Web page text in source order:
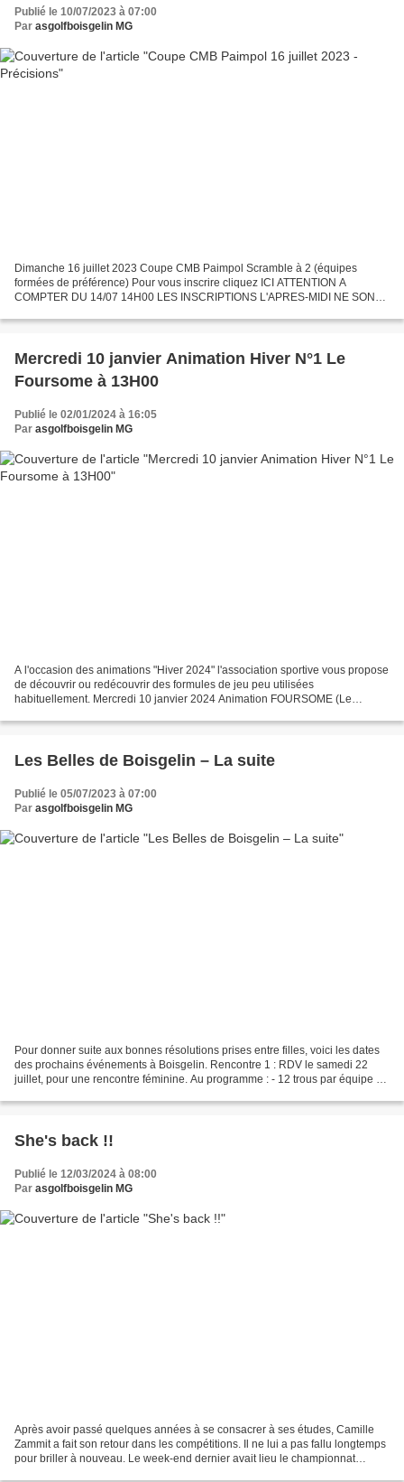
Publié le 10/07/2023 à 07:00
Par asgolfboisgelin MG
Dimanche 16 juillet 2023 Coupe CMB Paimpol Scramble à 2 (équipes
formées de préférence) Pour vous inscrire cliquez ICI ATTENTION A
COMPTER DU 14/07 14H00 LES INSCRIPTIONS L'APRES-MIDI NE SONT
Mercredi 10 janvier Animation Hiver N°1 Le
Foursome à 13H00
Publié le 02/01/2024 à 16:05
Par asgolfboisgelin MG
A l'occasion des animations "Hiver 2024" l'association sportive vous propose
de découvrir ou redécouvrir des formules de jeu peu utilisées
habituellement. Mercredi 10 janvier 2024 Animation FOURSOME (Le
Les Belles de Boisgelin – La suite
Publié le 05/07/2023 à 07:00
Par asgolfboisgelin MG
Pour donner suite aux bonnes résolutions prises entre filles, voici les dates
des prochains événements à Boisgelin. Rencontre 1 : RDV le samedi 22
juillet, pour une rencontre féminine. Au programme : - 12 trous par équipe -
She's back !!
Publié le 12/03/2024 à 08:00
Par asgolfboisgelin MG
Après avoir passé quelques années à se consacrer à ses études, Camille
Zammit a fait son retour dans les compétitions. Il ne lui a pas fallu longtemps
pour briller à nouveau. Le week-end dernier avait lieu le championnat